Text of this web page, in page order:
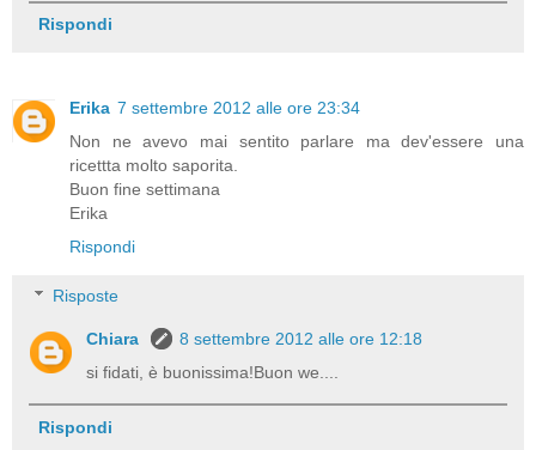
Rispondi
Erika 7 settembre 2012 alle ore 23:34
Non ne avevo mai sentito parlare ma dev'essere una
ricettta molto saporita.
Buon fine settimana
Erika
Rispondi
Risposte
Chiara
8 settembre 2012 alle ore 12:18
si fidati, è buonissima!Buon we....
Rispondi